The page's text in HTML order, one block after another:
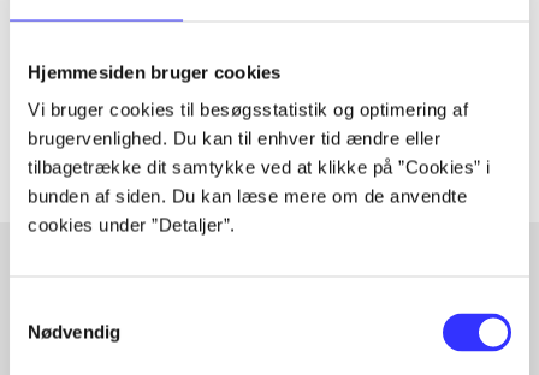
Hjemmesiden bruger cookies
Vi bruger cookies til besøgsstatistik og optimering af
brugervenlighed. Du kan til enhver tid ændre eller
tilbagetrække dit samtykke ved at klikke på ”Cookies” i
bunden af siden. Du kan læse mere om de anvendte
cookies under ”Detaljer”.
Nødvendig
Tidsskrift
Artiklerne i handler ofte om
Artikler med samme emner